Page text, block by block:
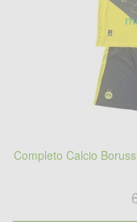
Completo Calcio